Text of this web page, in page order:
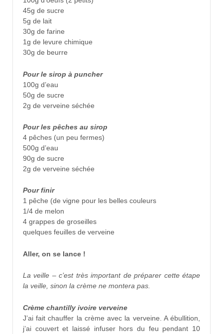
45g de sucre
5g de lait
30g de farine
1g de levure chimique
30g de beurre
Pour le sirop à puncher
100g d’eau
50g de sucre
2g de verveine séchée
Pour les pêches au sirop
4 pêches (un peu fermes)
500g d’eau
90g de sucre
2g de verveine séchée
Pour finir
1 pêche (de vigne pour les belles couleurs
1/4 de melon
4 grappes de groseilles
quelques feuilles de verveine
Aller, on se lance !
La veille – c’est très important de préparer cette étape
la veille, sinon la crème ne montera pas.
Crème chantilly ivoire verveine
J’ai fait chauffer la crème avec la verveine. A ébullition,
j’ai couvert et laissé infuser hors du feu pendant 10